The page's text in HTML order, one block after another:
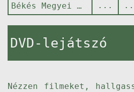
Békés Megyei Könyvtár
DVD-lejátszó
Nézzen filmeket,